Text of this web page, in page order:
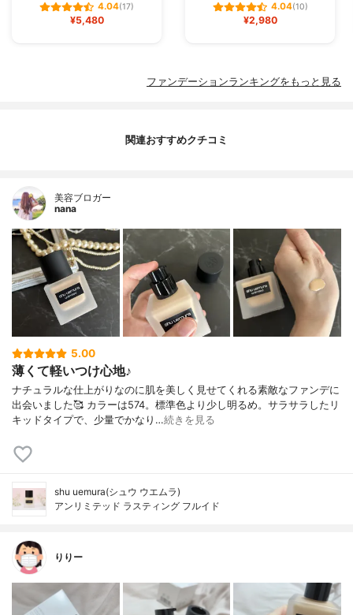
4.04(17)
¥5,480
4.04(10)
¥2,980
ファンデーションランキングをもっと見る
関連おすすめクチコミ
美容ブロガー
nana
5.00
薄くて軽いつけ心地♪
ナチュラルな仕上がりなのに肌を美しく見せてくれる素敵なファンデに
出会いました🥰 カラーは574。標準色より少し明るめ。サラサラしたリ
キッドタイプで、少量でかなり…続きを見る
shu uemura(シュウ ウエムラ)
アンリミテッド ラスティング フルイド
りりー